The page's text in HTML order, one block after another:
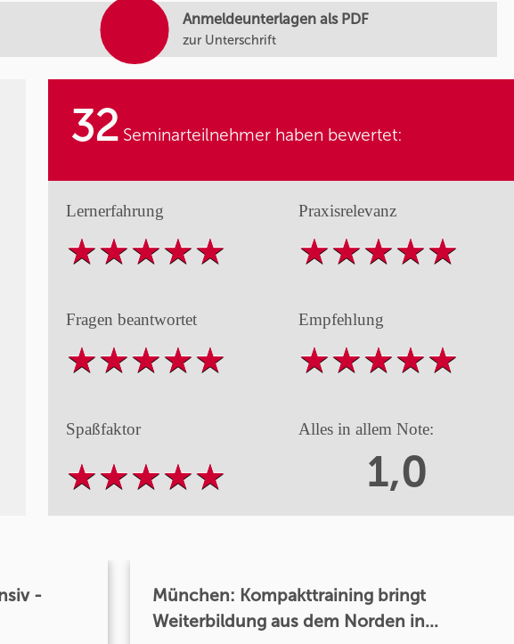
Anmeldeunterlagen als PDF
zur Unterschrift
32 Seminarteilnehmer haben bewertet:
Lernerfahrung Praxisrelevanz
Fragen beantwortet Empfehlung
Spaßfaktor Alles in allem Note:
1,0
-
München: Kompakttraining bringt
Weiterbildung aus dem Norden in...